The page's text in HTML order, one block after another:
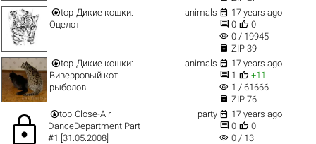
top Дикие кошки:
Оцелот
animals  17 years ago
 0  0
visibility 0 / 19945
 ZIP 39
top Дикие кошки:
Виверровый кот
рыболов
animals  17 years ago
 1  +11
visibility 1 / 61666
 ZIP 76
lock top Close-Air
DanceDepartment Part
#1 [31.05.2008]
party  17 years ago
 0  0
visibility 0 / 13